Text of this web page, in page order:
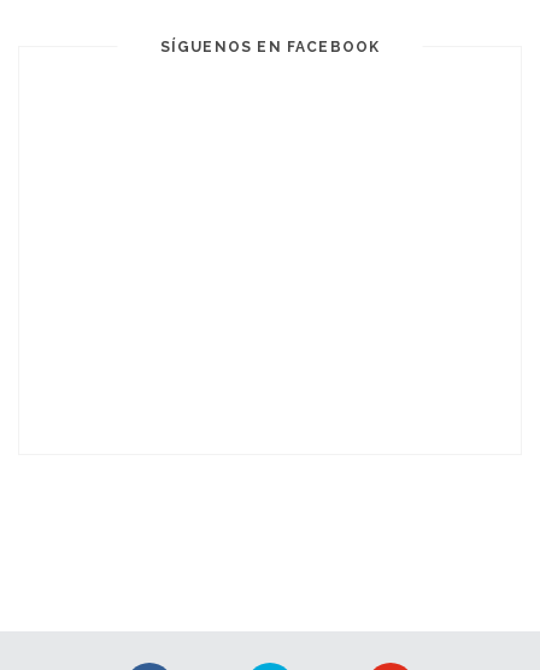
SÍGUENOS EN FACEBOOK